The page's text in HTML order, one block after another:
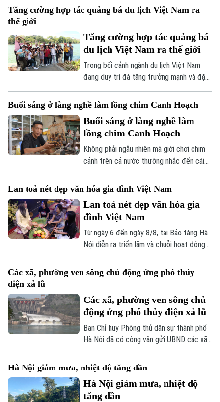
trình và Báo cáo thẩm tra về ba dự án
luật quan trọng, trong đó có Luật Phát
Tăng cường hợp tác quảng bá du lịch Việt Nam ra
thế giới
Tăng cường hợp tác quảng bá
du lịch Việt Nam ra thế giới
Trong bối cảnh ngành du lịch Việt Nam
đang duy trì đà tăng trưởng mạnh và đặt
mục tiêu đón khoảng 25 triệu lượt khách
quốc tế trong năm 2026, việc mở rộng
hợp tác với các đối tác có mạng lưới toàn
cầu được xem là giải pháp quan trọng để
nâng cao hiệu quả xúc tiến, quảng bá
điểm đến.
Buổi sáng ở làng nghề làm lồng chim Canh Hoạch
Buổi sáng ở làng nghề làm
lồng chim Canh Hoạch
Không phải ngẫu nhiên mà giới chơi chim
cảnh trên cả nước thường nhắc đến cái
tên làng Vác, hay Canh Hoạch, mỗi khi tìm
một chiếc lồng đẹp. Từ lâu, nơi đây được
xem là một trong những cái nôi của nghề
làm lồng chim ở Việt Nam. Mỗi sản phẩm
không chỉ đáp ứng nhu cầu nuôi chim mà
còn thể hiện trình độ chế tác, sự am hiểu
tập tính của từng loài chim và óc thẩm mỹ
Lan toả nét đẹp văn hóa gia đình Việt Nam
Lan toả nét đẹp văn hóa gia
đình Việt Nam
Từ ngày 6 đến ngày 8/8, tại Bảo tàng Hà
Nội diễn ra triển lãm và chuỗi hoạt động
trải nghiệm văn hóa "Hương truyền tâm
nối – Hành trình trở về với ký ức gia đình".
Chương trình do bảo tàng phối hợp cùng
thông đa phương tiện, Trường Đại học
FPT Hà Nội thực hiện.
Các xã, phường ven sông chủ động ứng phó thủy
điện xả lũ
Các xã, phường ven sông chủ
động ứng phó thủy điện xả lũ
Ban Chỉ huy Phòng thủ dân sự thành phố
Hà Nội đã có công văn gửi UBND các xã,
phường ven ba tuyến sông: Đà, Hồng,
Đuống, đề nghị tập trung triển khai các
biện pháp đảm bảo an toàn hạ du khi vận
hành hồ chứa thủy điện Hòa Bình.
Hà Nội giảm mưa, nhiệt độ tăng dần
Hà Nội giảm mưa, nhiệt độ
tăng dần